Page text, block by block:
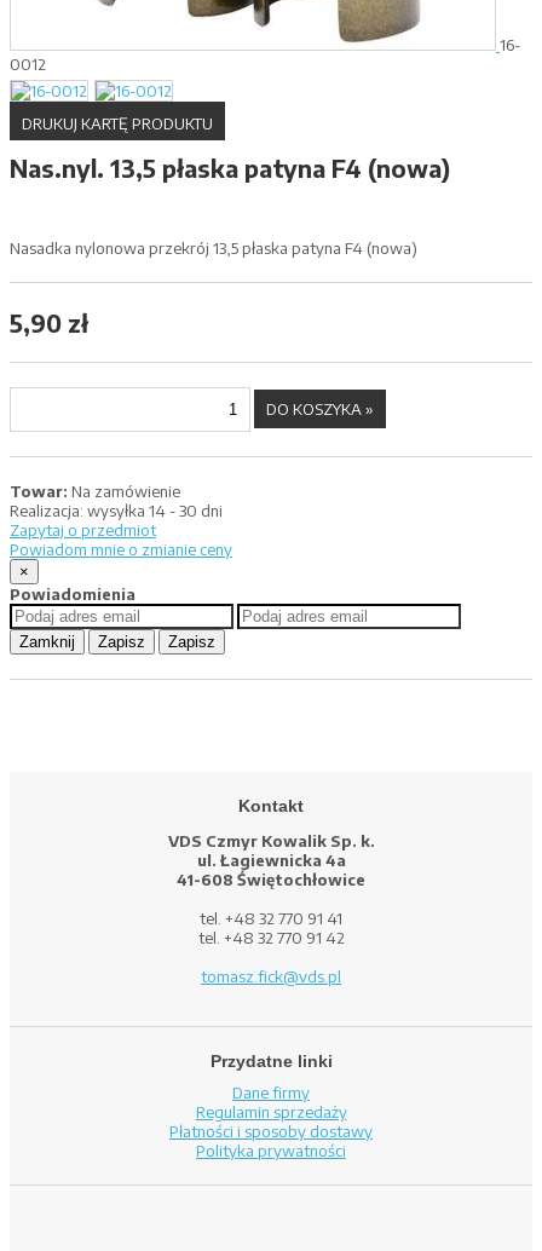
16-
0012
DRUKUJ KARTĘ PRODUKTU
Nas.nyl. 13,5 płaska patyna F4 (nowa)
Nasadka nylonowa przekrój 13,5 płaska patyna F4 (nowa)
5,90 zł
Towar: Na zamówienie
Realizacja: wysyłka 14 - 30 dni
Zapytaj o przedmiot
Powiadom mnie o zmianie ceny
×
Powiadomienia
Zamknij Zapisz Zapisz
Kontakt
VDS Czmyr Kowalik Sp. k.
ul. Łagiewnicka 4a
41-608 Świętochłowice
tel. +48 32 770 91 41
tel. +48 32 770 91 42
tomasz.fick@vds.pl
Przydatne linki
Dane firmy
Regulamin sprzedaży
Płatności i sposoby dostawy
Polityka prywatności